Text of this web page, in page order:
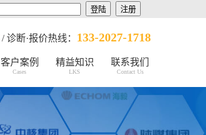
/ 诊断·报价热线： 133-2027-1718
客户案例
Cases
精益知识
LKS
联系我们
Contact Us